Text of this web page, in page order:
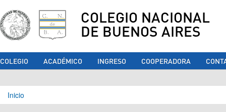
COLEGIO NACIONAL
DE BUENOS AIRES
COLEGIO ACADÉMICO INGRESO COOPERADORA
Se encuentra usted aquí
Inicio